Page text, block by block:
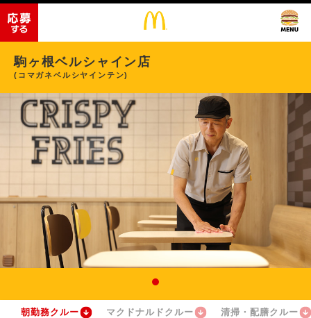
駒ヶ根ベルシャイン店
(コマガネベルシヤインテン)
朝勤務クルー マクドナルドクルー 清掃・配膳クルー